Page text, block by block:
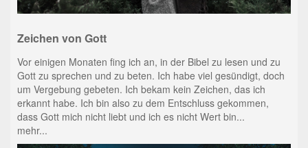
Zeichen von Gott
Vor einigen Monaten fing ich an, in der Bibel zu lesen und zu
Gott zu sprechen und zu beten. Ich habe viel gesündigt, doch
um Vergebung gebeten. Ich bekam kein Zeichen, das ich
erkannt habe. Ich bin also zu dem Entschluss gekommen,
dass Gott mich nicht liebt und ich es nicht Wert bin...
mehr...